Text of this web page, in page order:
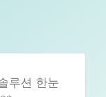
루션 한눈